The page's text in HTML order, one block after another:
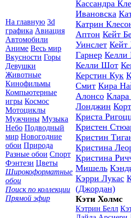
На главную 3d
графика Авиация
Автомобили
Аниме Весь мир
Вкусности Горы
Девушки
Животные
Кинофильмы
Компьютерные
игры Космос
Мотоциклы
Мужчины Музыка
Небо Подводный
мир Новогодние
обои Природа
Разные обои Спорт
Фэнтези Цветы
Широкоформатные
обои
Поиск по коллекции
Прямой эфир
Кассандра
Ивановска
Катрин
Аптон Кейт
Уинслет Кейт
Гарнер Келли
Келли Шот
Керстин Кук
Смит Кира
Алонсо
Лонджин
Криста
Кристен
Кристин
Кристина
Кристина
Мишель
Кэрри Лукас
(Джордан)
Кэти Холмс
Кэтрин Белл